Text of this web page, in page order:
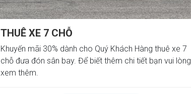
THUÊ XE 7 CHỖ
Khuyến mãi 30% dành cho Quý Khách Hàng thuê xe 7
chỗ đưa đón sân bay. Để biết thêm chi tiết bạn vui lòng
xem thêm.